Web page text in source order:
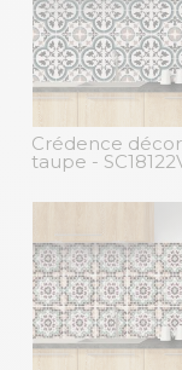
Crédence
taupe -